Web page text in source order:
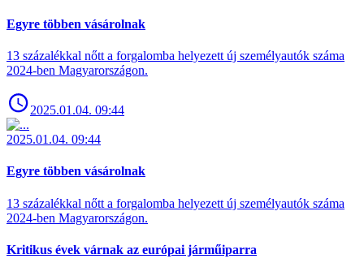
Egyre többen vásárolnak
13 százalékkal nőtt a forgalomba helyezett új személyautók száma
2024-ben Magyarországon.
2025.01.04. 09:44
2025.01.04. 09:44
Egyre többen vásárolnak
13 százalékkal nőtt a forgalomba helyezett új személyautók száma
2024-ben Magyarországon.
Kritikus évek várnak az európai járműiparra